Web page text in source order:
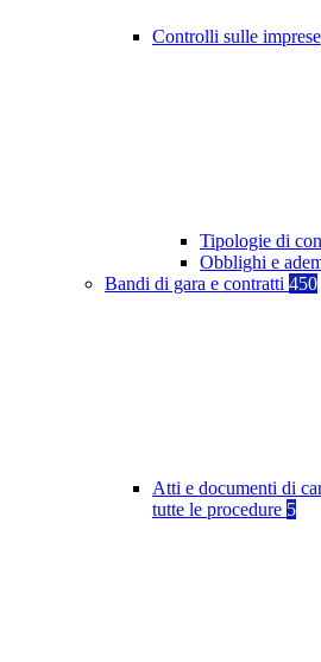
Controlli sulle imprese
Tipologie di
Obblighi e
Bandi di gara e contratti 450
Atti e documenti di
tutte le procedure 5